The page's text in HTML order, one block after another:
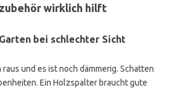
wirklich hilft
bei schlechter Sicht
und es ist noch dämmerig. Schatten
Ein Holzspalter braucht gute